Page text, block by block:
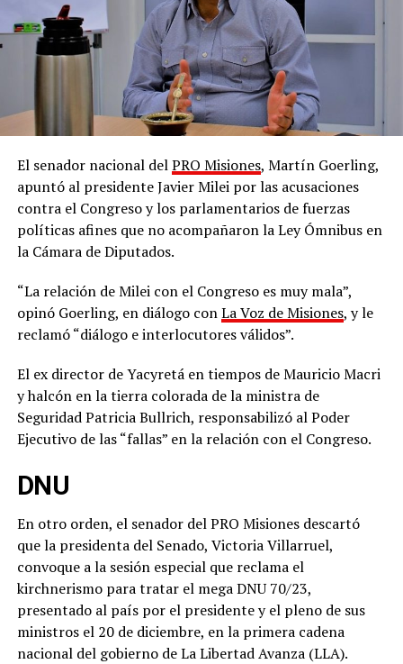
El senador nacional delPRO Misiones, Martín Goerling,
apuntó al presidente Javier Milei por las acusaciones
contra el Congreso y los parlamentarios de fuerzas
políticas afines que no acompañaron la Ley Ómnibus en
la Cámara de Diputados.
“La relación de Milei con el Congreso es muy mala”,
opinó Goerling, en diálogo conLa Voz de Misiones, y le
reclamó “diálogo e interlocutores válidos”.
El ex director de Yacyretá en tiempos de Mauricio Macri
y halcón en la tierra colorada de la ministra de
Seguridad Patricia Bullrich, responsabilizó al Poder
Ejecutivo de las “fallas” en la relación con el Congreso.
DNU
En otro orden, el senador del PRO Misiones descartó
que la presidenta del Senado, Victoria Villarruel,
convoque a la sesión especial que reclama el
kirchnerismo para tratar el mega DNU 70/23,
presentado al país por el presidente y el pleno de sus
ministros el 20 de diciembre, en la primera cadena
nacional del gobierno de La Libertad Avanza (LLA).